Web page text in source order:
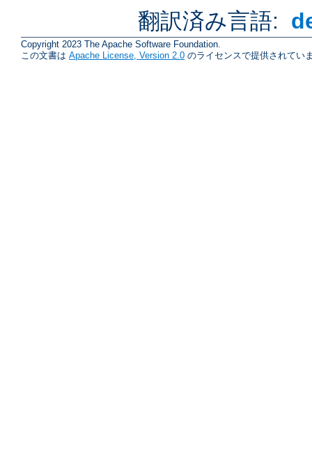
翻訳済み言語:
Copyright 2023 The Apache Software Foundation.
この文書は Apache License, Version 2.0 のライセンスで提供されてい